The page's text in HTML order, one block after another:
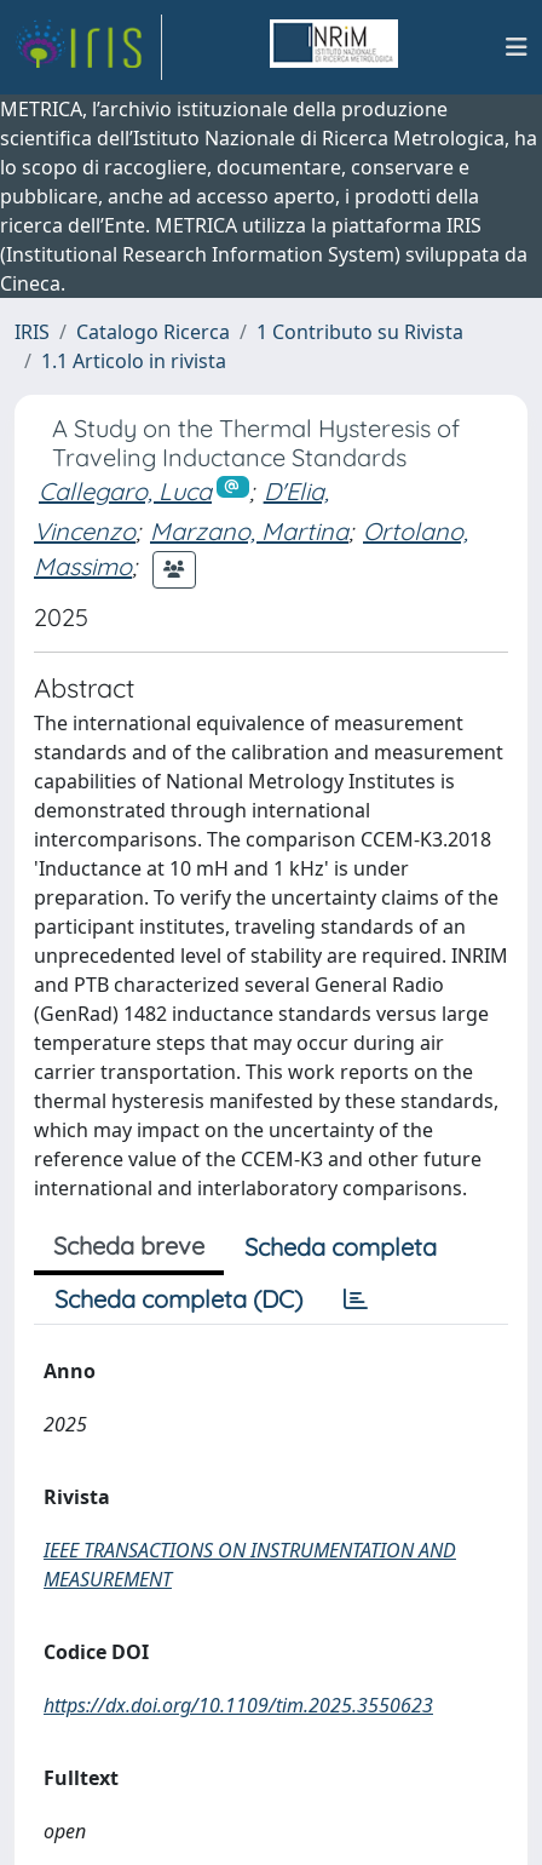
METRICA, l’archivio istituzionale della produzione
scientifica dell’Istituto Nazionale di Ricerca Metrologica, ha
lo scopo di raccogliere, documentare, conservare e
pubblicare, anche ad accesso aperto, i prodotti della
ricerca dell’Ente. METRICA utilizza la piattaforma IRIS
(Institutional Research Information System) sviluppata da
Cineca.
IRIS
Catalogo Ricerca
1 Contributo su Rivista
1.1 Articolo in rivista
A Study on the Thermal Hysteresis of
Traveling Inductance Standards
Callegaro, Luca
; D'Elia,
Vincenzo; Marzano, Martina; Ortolano,
Massimo;
2025
Abstract
The international equivalence of measurement
standards and of the calibration and measurement
capabilities of National Metrology Institutes is
demonstrated through international
intercomparisons. The comparison CCEM-K3.2018
'Inductance at 10 mH and 1 kHz' is under
preparation. To verify the uncertainty claims of the
participant institutes, traveling standards of an
unprecedented level of stability are required. INRIM
and PTB characterized several General Radio
(GenRad) 1482 inductance standards versus large
temperature steps that may occur during air
carrier transportation. This work reports on the
thermal hysteresis manifested by these standards,
which may impact on the uncertainty of the
reference value of the CCEM-K3 and other future
international and interlaboratory comparisons.
Scheda breve
Scheda completa
Scheda completa (DC)
Anno
2025
Rivista
IEEE TRANSACTIONS ON INSTRUMENTATION AND
MEASUREMENT
Codice DOI
https://dx.doi.org/10.1109/tim.2025.3550623
Fulltext
open